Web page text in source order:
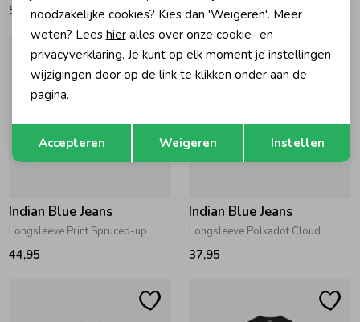
54,95 44,95
Indian Blue Jeans
Longsleeve Print Spruced-up
44,95
Indian Blue Jeans
Longsleeve Polkadot Cloud
37,95
Terug Opslaan
noodzakelijke cookies? Kies dan 'Weigeren'. Meer
weten? Lees hieralles over onze cookie- en
privacyverklaring. Je kunt op elk moment je instellingen
wijzigingen door op de link te klikken onder aan de
pagina.
Accepteren Weigeren Instellen